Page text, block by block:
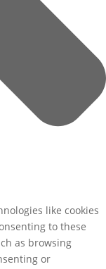
like cookies
to these
as browsing
or